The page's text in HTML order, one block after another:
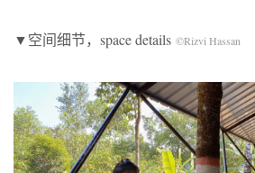
▼空间细节，space details ©Rizvi Hassan